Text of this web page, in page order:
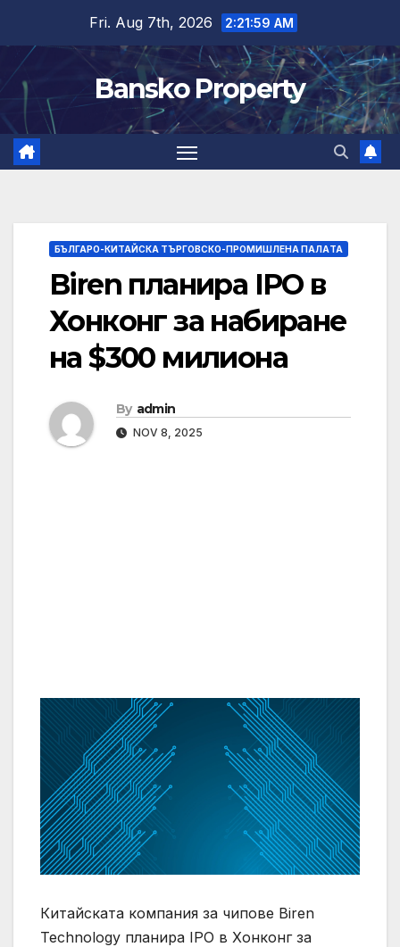
content
Fri. Aug 7th, 2026 2:22:00 AM
Bansko Property
БЪЛГАРО-КИТАЙСКА ТЪРГОВСКО-ПРОМИШЛЕНА ПАЛAТА
Biren планира IPO в
Хонконг за набиране
на $300 милиона
By admin
NOV 8, 2025
Китайската компания за чипове Biren
Technology планира IPO в Хонконг за